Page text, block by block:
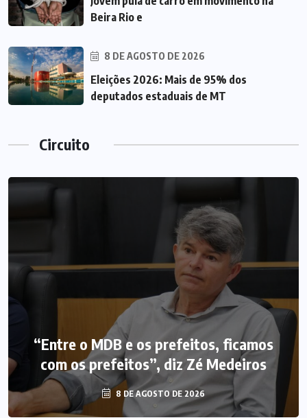
Beira Rio e
8 DE AGOSTO DE 2026
Eleições 2026: Mais de 95% dos
deputados estaduais de MT
Circuito
“Entre o MDB e os prefeitos, ficamos
com os prefeitos”, diz Zé Medeiros
8 DE AGOSTO DE 2026